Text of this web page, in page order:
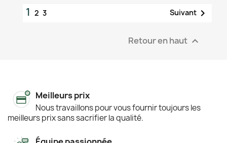
1 2 3 Suivant 
Retour en haut 
Meilleurs prix
Nous travaillons pour vous fournir toujours les
meilleurs prix sans sacrifier la qualité.